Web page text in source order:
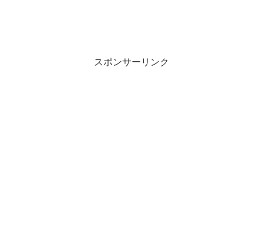
スポンサーリンク